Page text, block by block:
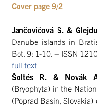
Cover page 9/2
Jančovičová S. &
Danube islands in
Bot. 9: 1-10. – ISSN
full text
Šoltés R. & Novák
(Bryophyta) in the
(Poprad Basin,